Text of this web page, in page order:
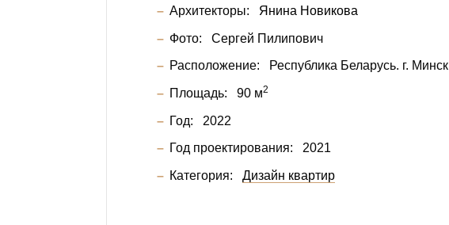
Архитекторы: Янина Новикова
Фото: Сергей Пилипович
Расположение: Республика Беларусь. г. Минск
Площадь: 90 м2
Год: 2022
Год проектирования: 2021
Категория: Дизайн квартир